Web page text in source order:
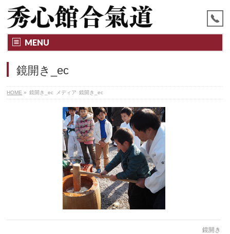
MENU
鏡開き_ec
HOME » 鏡開き_ec メディア 鏡開き_ec
鏡開き